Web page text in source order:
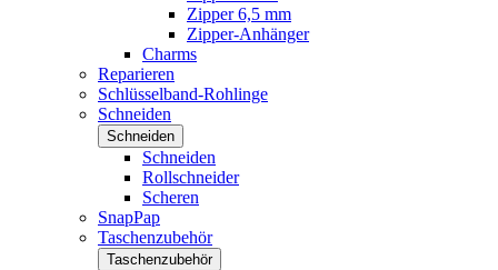
Zipper 6,5 mm
Zipper-Anhänger
Charms
Reparieren
Schlüsselband-Rohlinge
Schneiden
Schneiden
Schneiden
Rollschneider
Scheren
SnapPap
Taschenzubehör
Taschenzubehör